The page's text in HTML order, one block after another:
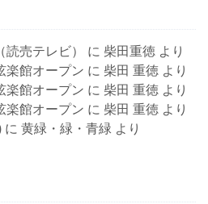
売テレビ） に 柴田重徳 より
楽館オープン に 柴田 重徳 より
楽館オープン に 柴田 重徳 より
楽館オープン に 柴田 重徳 より
に 黄緑・緑・青緑 より